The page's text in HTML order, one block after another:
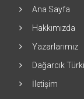
Ana Sayfa
Hakkımızda
Yazarlarımız
Dağarcık
İletişim